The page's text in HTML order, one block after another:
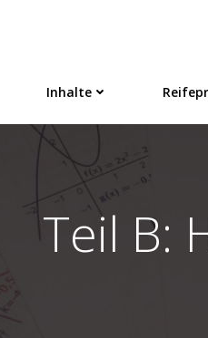
Inhalte
Teil B: